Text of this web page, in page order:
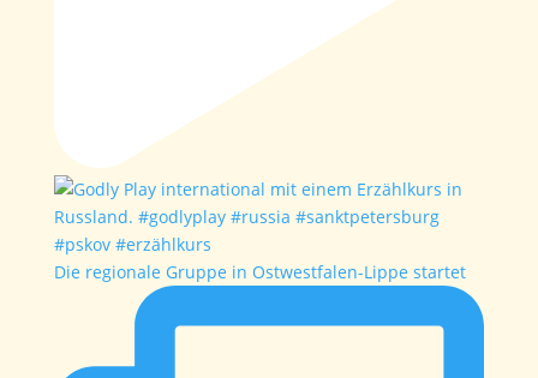
Die regionale Gruppe in Ostwestfalen-Lippe startet